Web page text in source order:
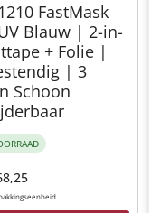
FastMask
Blauw | 2-in-
+ Folie |
| 3
Schoon